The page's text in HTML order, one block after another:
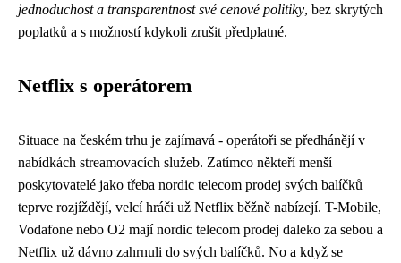
jednoduchost a transparentnost své cenové politiky, bez skrytých
poplatků a s možností kdykoli zrušit předplatné.
Netflix s operátorem
Situace na českém trhu je zajímavá - operátoři se předhánějí v
nabídkách streamovacích služeb. Zatímco někteří menší
poskytovatelé jako třeba nordic telecom prodej svých balíčků
teprve rozjíždějí, velcí hráči už Netflix běžně nabízejí. T-Mobile,
Vodafone nebo O2 majínordic telecom prodej daleko za sebou a
Netflix už dávno zahrnuli do svých balíčků. No a když se